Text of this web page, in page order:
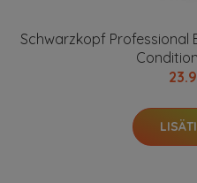
Schwarzkopf Professional